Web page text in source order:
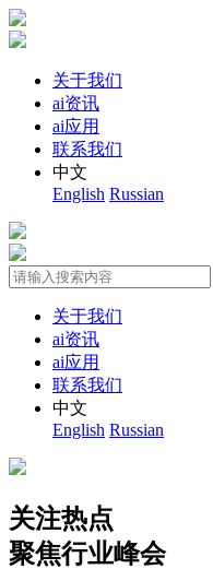
关于我们
ai资讯
ai应用
联系我们
中文
English Russian
关于我们
ai资讯
ai应用
联系我们
中文
English Russian
关注热点
聚焦行业峰会